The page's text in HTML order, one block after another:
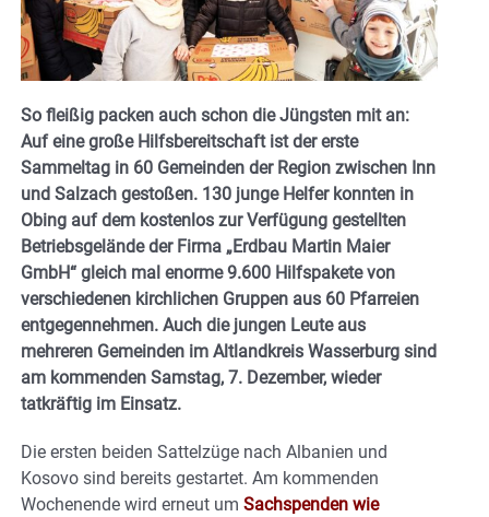
So fleißig packen auch schon die Jüngsten mit an:
Auf eine große Hilfsbereitschaft ist der erste
Sammeltag in 60 Gemeinden der Region zwischen Inn
und Salzach gestoßen. 130 junge Helfer konnten in
Obing auf dem kostenlos zur Verfügung gestellten
Betriebsgelände der Firma „Erdbau Martin Maier
GmbH“ gleich mal enorme 9.600 Hilfspakete von
verschiedenen kirchlichen Gruppen aus 60 Pfarreien
entgegennehmen. Auch die jungen Leute aus
mehreren Gemeinden im Altlandkreis Wasserburg sind
am kommenden Samstag, 7. Dezember, wieder
tatkräftig im Einsatz.
Die ersten beiden Sattelzüge nach Albanien und
Kosovo sind bereits gestartet. Am kommenden
Wochenende wird erneut um Sachspenden wie